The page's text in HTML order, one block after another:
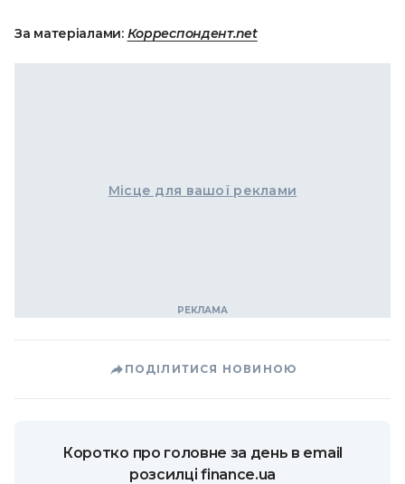
За матеріалами: Корреспондент.net
Місце для вашої реклами
ПОДІЛИТИСЯ НОВИНОЮ
Коротко про головне за день в email
розсилці finance.ua